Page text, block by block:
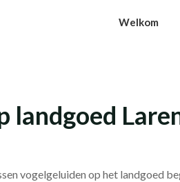
Welkom
landgoed
vogelgeluiden op het landgoed